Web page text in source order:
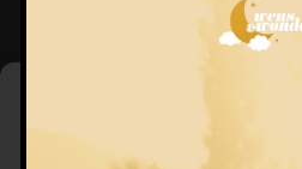
Om de beste ervaringen te bieden,